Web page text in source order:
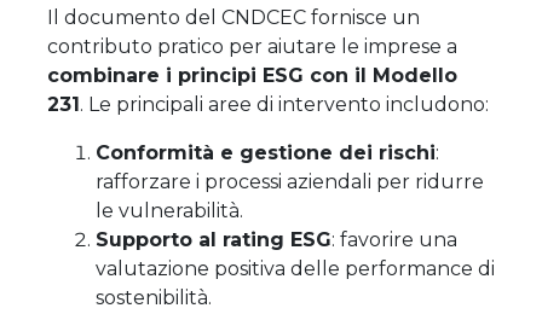
Il documento del CNDCEC fornisce un
contributo pratico per aiutare le imprese a
combinare i principi ESG con il Modello
231. Le principali aree di intervento includono:
Conformità e gestione dei rischi:
rafforzare i processi aziendali per ridurre
le vulnerabilità.
Supporto al rating ESG: favorire una
valutazione positiva delle performance di
sostenibilità.